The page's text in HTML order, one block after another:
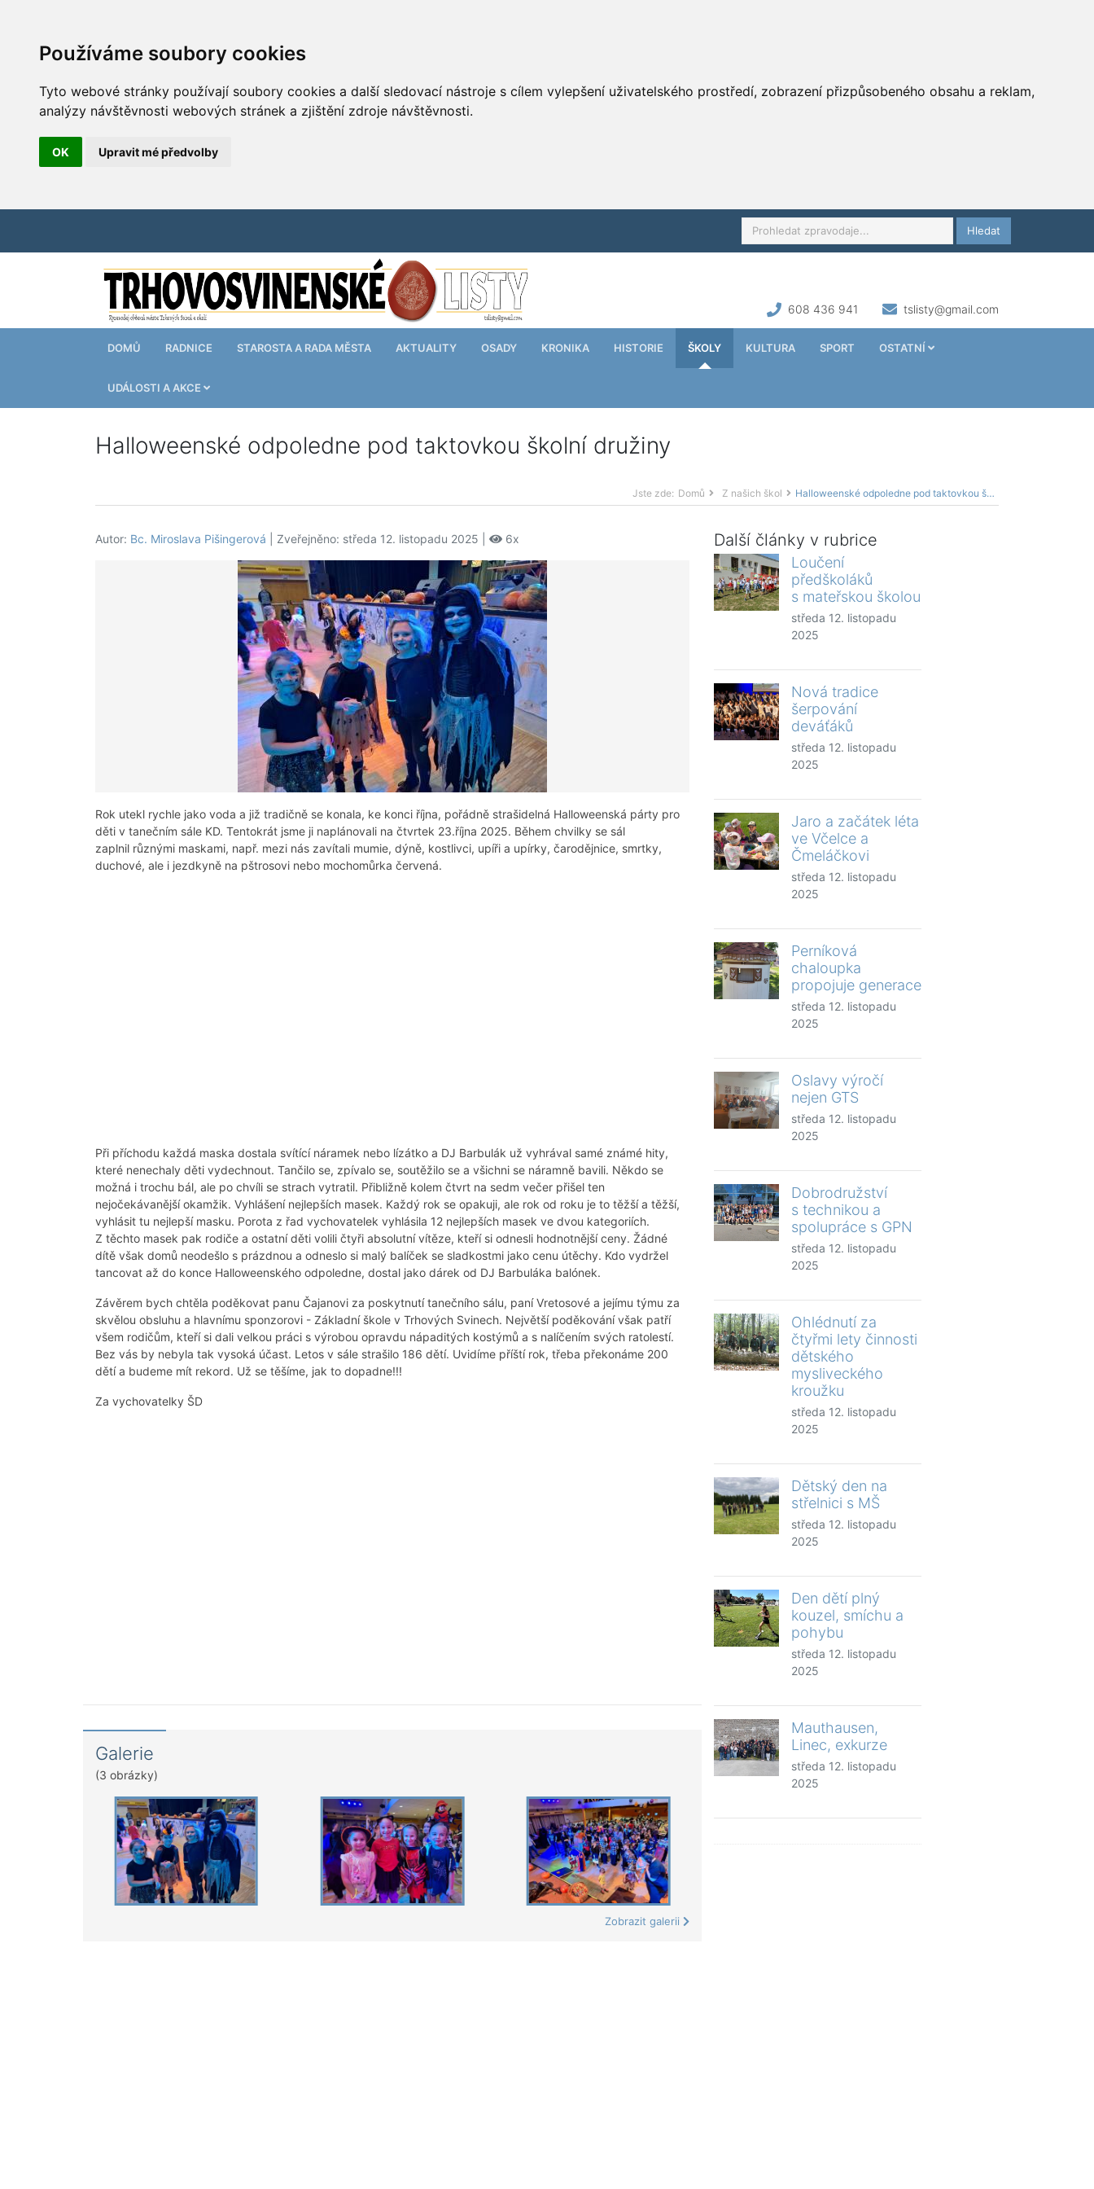
Používáme soubory cookies
Tyto webové stránky používají soubory cookies a další sledovací nástroje s cílem vylepšení uživatelského prostředí, zobrazení přizpůsobeného obsahu a reklam,
analýzy návštěvnosti webových stránek a zjištění zdroje návštěvnosti.
OK Upravit mé předvolby
Hledat
608 436 941 tslisty@gmail.com
DOMŮ RADNICE STAROSTA A RADA MĚSTA AKTUALITY OSADY KRONIKA HISTORIE ŠKOLY KULTURA SPORT OSTATNÍ
UDÁLOSTI A AKCE
Halloweenské odpoledne pod taktovkou školní družiny
Jste zde: Domů Z našich škol Halloweenské odpoledne pod taktovkou školní družiny
Autor: Bc. Miroslava Pišingerová | Zveřejněno: středa 12. listopadu 2025 | 6x
Rok utekl rychle jako voda a již tradičně se konala, ke konci října, pořádně strašidelná Halloweenská párty pro
děti v tanečním sále KD. Tentokrát jsme ji naplánovali na čtvrtek 23.října 2025. Během chvilky se sál
zaplnil různými maskami, např. mezi nás zavítali mumie, dýně, kostlivci, upíři a upírky, čarodějnice, smrtky,
duchové, ale i jezdkyně na pštrosovi nebo mochomůrka červená.
Při příchodu každá maska dostala svítící náramek nebo lízátko a DJ Barbulák už vyhrával samé známé hity,
které nenechaly děti vydechnout. Tančilo se, zpívalo se, soutěžilo se a všichni se náramně bavili. Někdo se
možná i trochu bál, ale po chvíli se strach vytratil. Přibližně kolem čtvrt na sedm večer přišel ten
nejočekávanější okamžik. Vyhlášení nejlepších masek. Každý rok se opakuji, ale rok od roku je to těžší a těžší,
vyhlásit tu nejlepší masku. Porota z řad vychovatelek vyhlásila 12 nejlepších masek ve dvou kategoriích.
Z těchto masek pak rodiče a ostatní děti volili čtyři absolutní vítěze, kteří si odnesli hodnotnější ceny. Žádné
dítě však domů neodešlo s prázdnou a odneslo si malý balíček se sladkostmi jako cenu útěchy. Kdo vydržel
tancovat až do konce Halloweenského odpoledne, dostal jako dárek od DJ Barbuláka balónek.
Závěrem bych chtěla poděkovat panu Čajanovi za poskytnutí tanečního sálu, paní Vretosové a jejímu týmu za
skvělou obsluhu a hlavnímu sponzorovi - Základní škole v Trhových Svinech. Největší poděkování však patří
všem rodičům, kteří si dali velkou práci s výrobou opravdu nápaditých kostýmů a s nalíčením svých ratolestí.
Bez vás by nebyla tak vysoká účast. Letos v sále strašilo 186 dětí. Uvidíme příští rok, třeba překonáme 200
dětí a budeme mít rekord. Už se těšíme, jak to dopadne!!!
Za vychovatelky ŠD
Galerie
(3 obrázky)
Zobrazit galerii
Další články v rubrice
Loučení
předškoláků
s mateřskou školou
středa 12. listopadu
2025
Nová tradice
šerpování
deváťáků
středa 12. listopadu
2025
Jaro a začátek léta
ve Včelce a
Čmeláčkovi
středa 12. listopadu
2025
Perníková
chaloupka
propojuje generace
středa 12. listopadu
2025
Oslavy výročí
nejen GTS
středa 12. listopadu
2025
Dobrodružství
s technikou a
spolupráce s GPN
středa 12. listopadu
2025
Ohlédnutí za
čtyřmi lety činnosti
dětského
mysliveckého
kroužku
středa 12. listopadu
2025
Dětský den na
střelnici s MŠ
středa 12. listopadu
2025
Den dětí plný
kouzel, smíchu a
pohybu
středa 12. listopadu
2025
Mauthausen,
Linec, exkurze
středa 12. listopadu
2025